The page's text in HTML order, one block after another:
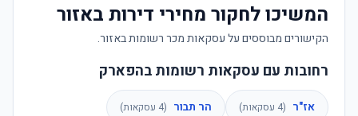
המשיכו לחקור מחירי דירות באזור
הקישורים מבוססים על עסקאות מכר רשומות באזור.
רחובות עם עסקאות רשומות בהפארק
אז"ר (
4 עסקאות) הר תבור (
4 עסקאות)